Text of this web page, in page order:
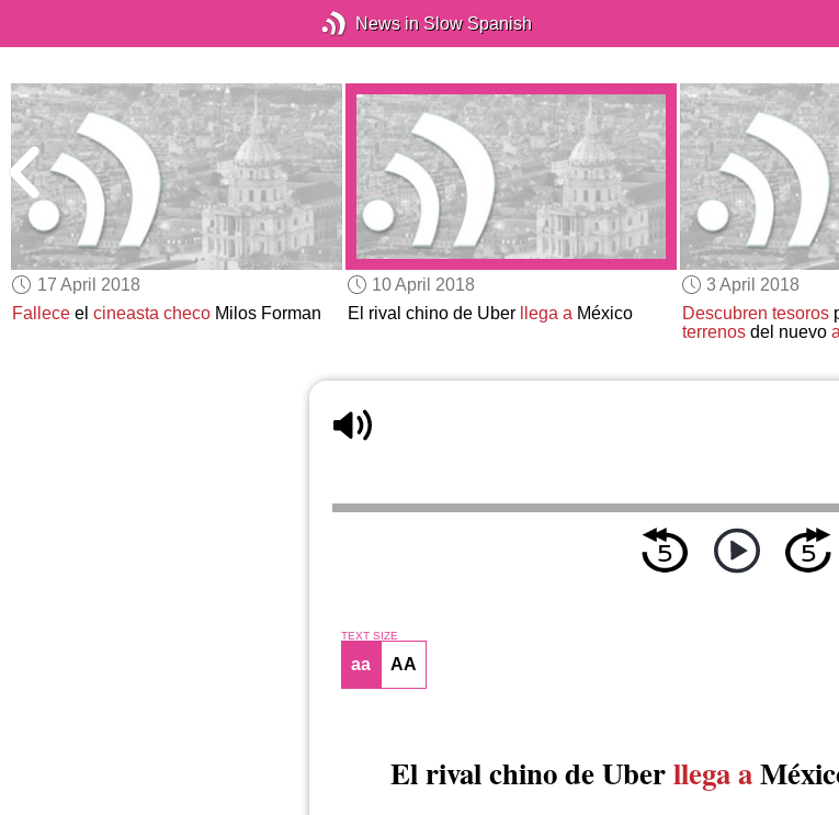
News in Slow Spanish
17 April 2018
Fallece elcineasta checo Milos Forman
10 April 2018
El rival chino de Uber
llega aMéxico
3 April 2018
Descubren tesoros
terrenosdel nuevo
TEXT SIZE
aa AA
El rival chino de Uberllega a